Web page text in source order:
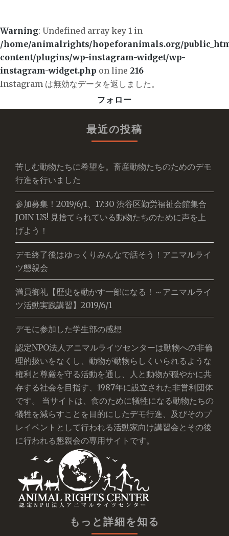
Warning: Undefined array key 1 in
/home/animalrights/hopeforanimals.org/
content/plugins/wp-instagram-widget/wp-
instagram-widget.php on line 216
Instagram は無効なデータを返しました。
フォロー
最近の投稿
苦しむ動物たちに希望を。畜産動物たちのためのデモ
行進を行いました
参加募集！2019/6/1、17:30 渋谷区勤労福祉会館集合
JOIN US! 見捨てられている動物たちのために声を上
げよう！
デモ終了後はゆっくりみんなで話そう！アニマルライ
ツ懇親会
満員御礼【歴史を動かす一部になる！～アニマルライ
ツ活動実践講習】2019/6/1
デモに参加した学生部の感想
認定NPO法人アニマルライツセンターは動物への非倫
理的扱いをなくし、動物が動物らしくいられるような
権利と尊厳を守る活動を通し、人と動物が穏やかに共
存する社会を目指す、1987年に設立された非営利団体
です。 当サイトは、食のために犠牲になる動物たちの
犠牲を減らすことを目的にしたデモ行進、及びそのプ
レイベントとして行われる活動家向け講習会とその後
に行われる懇親会の専用サイトです。
もっと詳細を知る